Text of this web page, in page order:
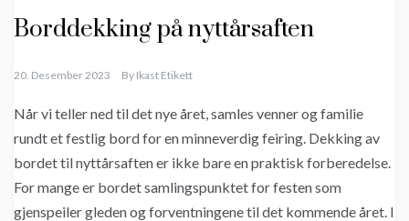
Borddekking på nyttårsaften
20. Desember 2023 By Ikast Etikett
Når vi teller ned til det nye året, samles venner og familie
rundt et festlig bord for en minneverdig feiring. Dekking av
bordet til nyttårsaften er ikke bare en praktisk forberedelse.
For mange er bordet samlingspunktet for festen som
gjenspeiler gleden og forventningene til det kommende året. I